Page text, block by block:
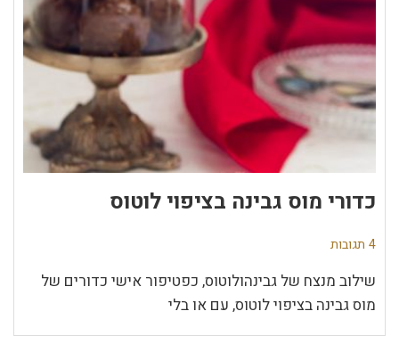
כדורי מוס גבינה בציפוי לוטוס
4 תגובות
שילוב מנצח של גבינהולוטוס, כפטיפור אישי כדורים של
מוס גבינה בציפוי לוטוס, עם או בלי